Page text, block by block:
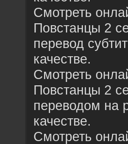
Смотреть
Повстанцы 2
перевод
качестве.
Смотреть
Повстанцы 2
переводом на
качестве.
Смотреть